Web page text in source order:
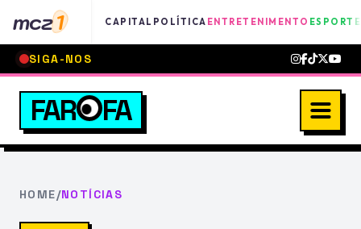
mcz1 CAPITAL POLÍTICA ENTRETENIMENTO
SIGA-NOS
FAR FA
HOME/NOTÍCIAS